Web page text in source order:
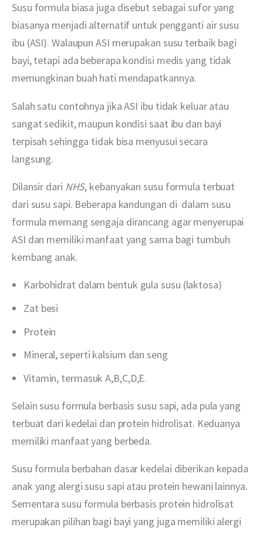
Susu formula biasa juga disebut sebagai sufor yang
biasanya menjadi alternatif untuk pengganti air susu
ibu (ASI). Walaupun ASI merupakan susu terbaik bagi
bayi, tetapi ada beberapa kondisi medis yang tidak
memungkinan buah hati mendapatkannya.
Salah satu contohnya jika ASI ibu tidak keluar atau
sangat sedikit, maupun kondisi saat ibu dan bayi
terpisah sehingga tidak bisa menyusui secara
langsung.
Dilansir dari NHS, kebanyakan susu formula terbuat
dari susu sapi. Beberapa kandungan di  dalam susu
formula memang sengaja dirancang agar menyerupai
ASI dan memiliki manfaat yang sama bagi tumbuh
kembang anak.
Karbohidrat dalam bentuk gula susu (laktosa)
Zat besi
Protein
Mineral, seperti kalsium dan seng
Vitamin, termasuk A,B,C,D,E.
Selain susu formula berbasis susu sapi, ada pula yang
terbuat dari kedelai dan protein hidrolisat. Keduanya
memiliki manfaat yang berbeda.
Susu formula berbahan dasar kedelai diberikan kepada
anak yang alergi susu sapi atau protein hewani lainnya.
Sementara susu formula berbasis protein hidrolisat
merupakan pilihan bagi bayi yang juga memiliki alergi